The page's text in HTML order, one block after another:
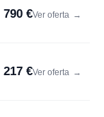
790 €Ver oferta →
217 €Ver oferta →